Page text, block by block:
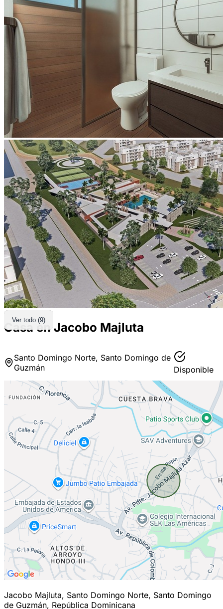
Ver todo (9)
Casa en Jacobo Majluta
Santo Domingo Norte, Santo Domingo de
Guzmán
Disponible
Jacobo Majluta, Santo Domingo Norte, Santo Domingo
de Guzmán, República Dominicana